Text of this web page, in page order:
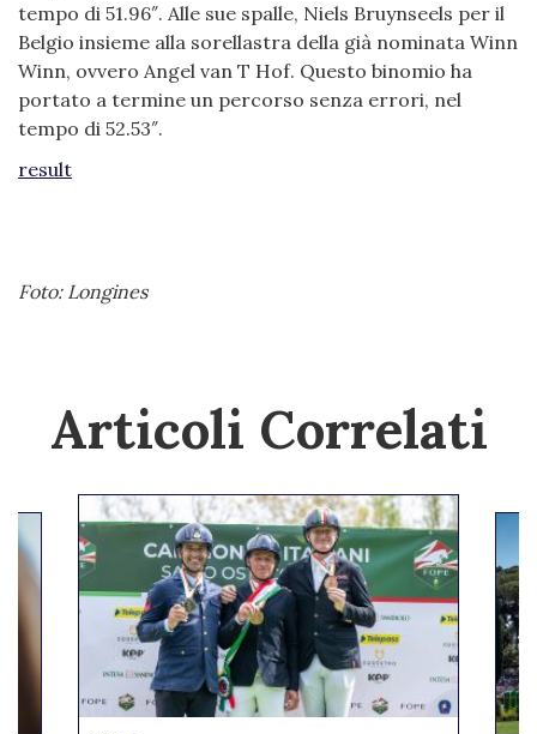
tempo di 51.96″. Alle sue spalle, Niels Bruynseels per il
Belgio insieme alla sorellastra della già nominata Winn
Winn, ovvero Angel van T Hof. Questo binomio ha
portato a termine un percorso senza errori, nel
tempo di 52.53″.
result
Foto: Longines
Articoli Correlati